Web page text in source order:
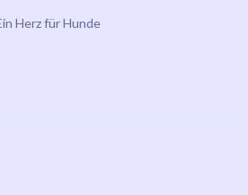
Herz für Hunde